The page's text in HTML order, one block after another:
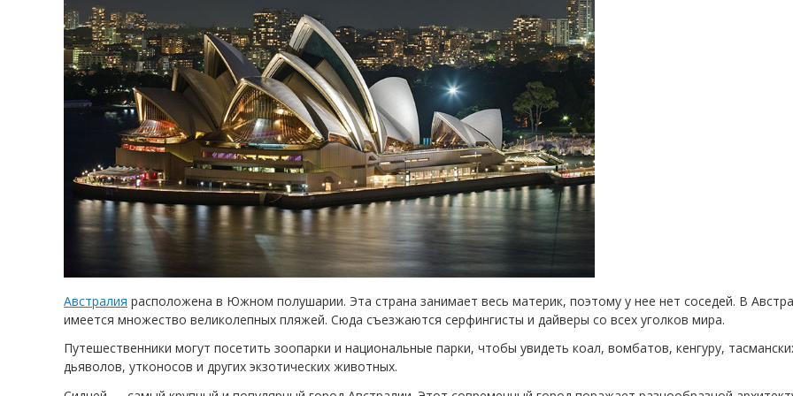
Австралия расположена в Южном полушарии. Эта страна занимает весь материк, поэтому у нее нет соседей. В
имеется множество великолепных пляжей. Сюда съезжаются серфингисты и дайверы со всех уголков мира.
Путешественники могут посетить зоопарки и национальные парки, чтобы увидеть коал, вомбатов, кенгуру,
дьяволов, утконосов и других экзотических животных.